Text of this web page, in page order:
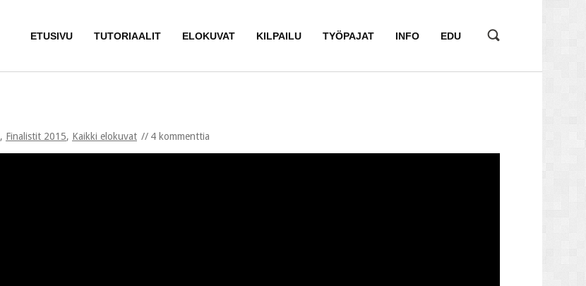
ETUSIVU TUTORIAALIT ELOKUVAT KILPAILU TYÖPAJAT INFO EDU
, Finalistit 2015, Kaikki elokuvat 4 kommenttia